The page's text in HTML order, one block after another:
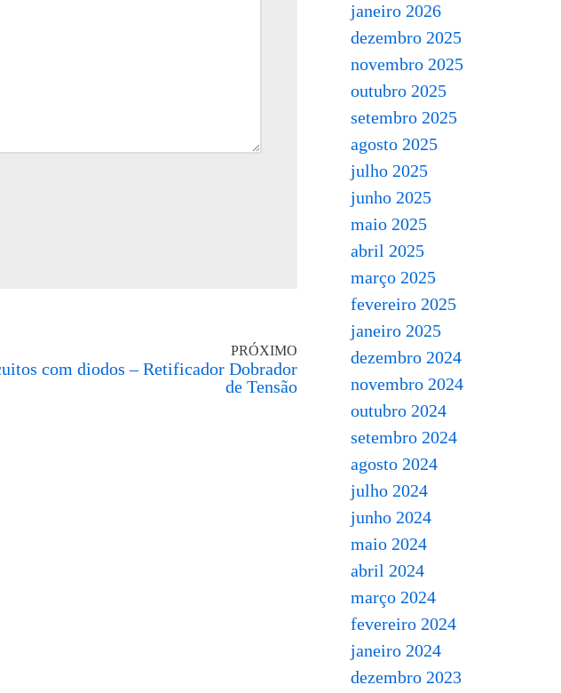
PRÓXIMO
com diodos – Retificador Dobrador
de Tensão
janeiro 2026
dezembro 2025
novembro 2025
outubro 2025
setembro 2025
agosto 2025
julho 2025
junho 2025
maio 2025
abril 2025
março 2025
fevereiro 2025
janeiro 2025
dezembro 2024
novembro 2024
outubro 2024
setembro 2024
agosto 2024
julho 2024
junho 2024
maio 2024
abril 2024
março 2024
fevereiro 2024
janeiro 2024
dezembro 2023